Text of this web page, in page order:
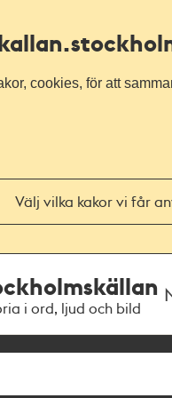
cookies, för att
Välj vilka kakor vi får
i ord, ljud och bild